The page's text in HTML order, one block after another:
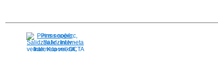
Pirms nopērc,
Salidzini.lv - Interneta
veikali, Kuponi, OCTA